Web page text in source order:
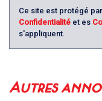
Ce site est protégé
Confidentialité et es
s'appliquent.
autres annonces immobilières